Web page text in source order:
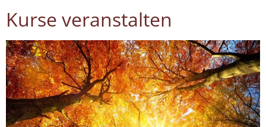
Kurse veranstalten